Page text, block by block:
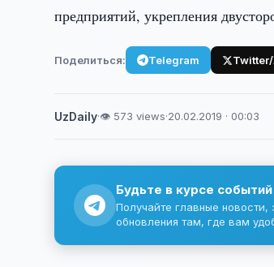
предприятий, укрепления
Поделиться: Telegram
UzDaily·👁 573 views·20.02.2019 · 00:03
Будьте в курсе событий
Получайте главные
обновления там, где вам